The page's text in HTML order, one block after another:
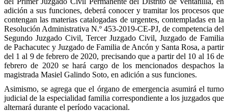
adición a sus funciones, deberá conocer y tramitar los procesos que
contengan las materias catalogadas de urgentes, contempladas en la
Resolución Administrativa N.º 453-2019-CE-PJ, de competencia del
Segundo Juzgado Civil, Tercer Juzgado Civil, Juzgado de Familia
de Pachacutec y Juzgado de Familia de Ancón y Santa Rosa, a partir
del 1 al 9 de febrero de 2020, precisando que a partir del 10 al 16 de
febrero de 2020 se hará cargo de los mencionados despachos la
magistrada Masiel Galindo Soto, en adición a sus funciones.
Asimismo, se agrega que el órgano de emergencia asumirá el turno
judicial de la especialidad familia correspondiente a los juzgados que
alternará durante el período vacacional.